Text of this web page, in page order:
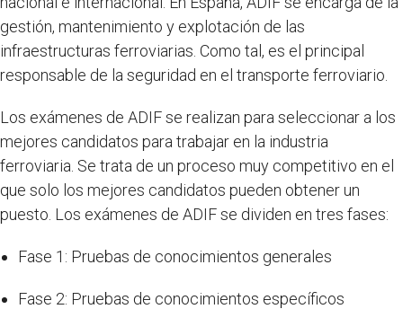
gestión, mantenimiento y explotación de las
infraestructuras ferroviarias. Como tal, es el principal
responsable de la seguridad en el transporte ferroviario.
Los exámenes de ADIF se realizan para seleccionar a los
mejores candidatos para trabajar en la industria
ferroviaria. Se trata de un proceso muy competitivo en el
que solo los mejores candidatos pueden obtener un
puesto. Los exámenes de ADIF se dividen en tres fases:
Fase 1: Pruebas de conocimientos generales
Fase 2: Pruebas de conocimientos específicos